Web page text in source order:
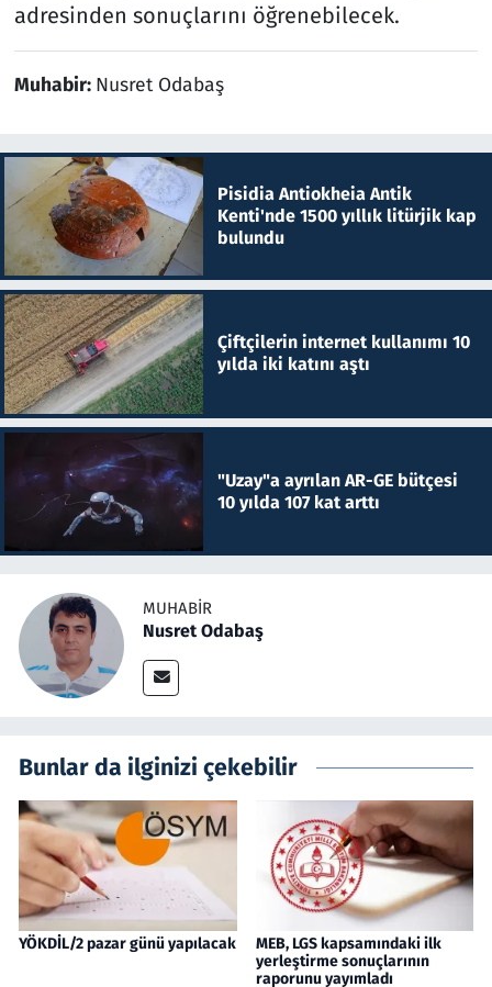
adresinden sonuçlarını öğrenebilecek.
Muhabir: Nusret Odabaş
Pisidia Antiokheia Antik
Kenti'nde 1500 yıllık litürjik kap
bulundu
Çiftçilerin internet kullanımı 10
yılda iki katını aştı
"Uzay"a ayrılan AR-GE bütçesi
10 yılda 107 kat arttı
MUHABIR
Nusret Odabaş
Bunlar da ilginizi çekebilir
YÖKDİL/2 pazar günü yapılacak
MEB, LGS kapsamındaki ilk
yerleştirme sonuçlarının
raporunu yayımladı